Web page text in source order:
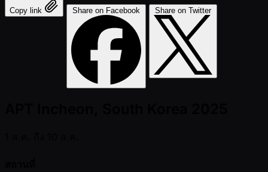
Copy link Share on Facebook Share on Twitter